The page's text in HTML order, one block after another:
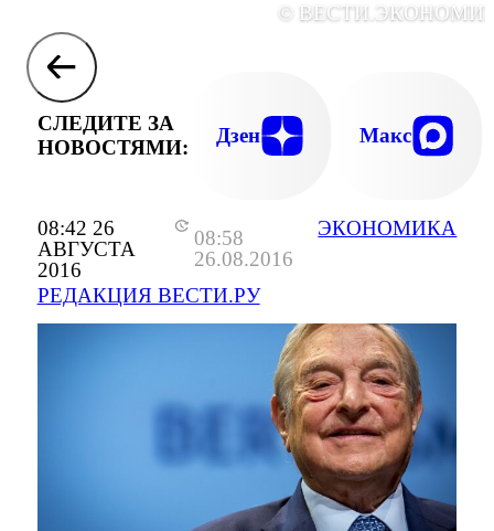
08:42 26
АВГУСТА
2016
08:58
26.08.2016
РЕДАКЦИЯ ВЕСТИ.РУ
ЭКОНОМИКА
©
СЛЕДИТЕ ЗА
НОВОСТЯМИ:
Дзен Макс